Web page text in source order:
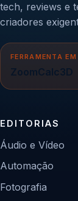
tech, reviews e
criadores
FERRAMENTA
ZoomCalc3D
EDITORIAS
Áudio e Vídeo
Automação
Fotografia